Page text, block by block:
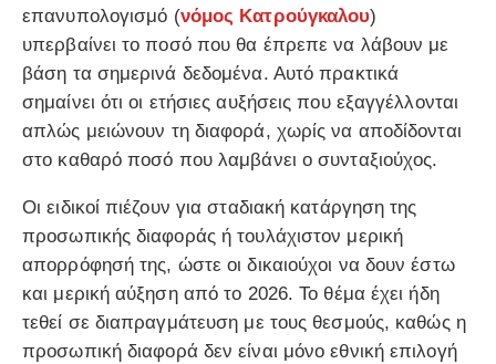
επανυπολογισμό (νόμος Κατρούγκαλου)
υπερβαίνει το ποσό που θα έπρεπε να λάβουν με
βάση τα σημερινά δεδομένα. Αυτό πρακτικά
σημαίνει ότι οι ετήσιες αυξήσεις που εξαγγέλλονται
απλώς μειώνουν τη διαφορά, χωρίς να αποδίδονται
στο καθαρό ποσό που λαμβάνει ο συνταξιούχος.
Οι ειδικοί πιέζουν για σταδιακή κατάργηση της
προσωπικής διαφοράς ή τουλάχιστον μερική
απορρόφησή της, ώστε οι δικαιούχοι να δουν έστω
και μερική αύξηση από το 2026. Το θέμα έχει ήδη
τεθεί σε διαπραγμάτευση με τους θεσμούς, καθώς η
προσωπική διαφορά δεν είναι μόνο εθνική επιλογή